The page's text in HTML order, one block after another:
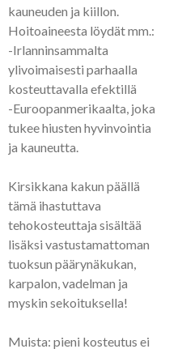
kauneuden ja kiillon.
Hoitoaineesta löydät mm.:
-Irlanninsammalta
ylivoimaisesti parhaalla
kosteuttavalla efektillä
-Euroopanmerikaalta, joka
tukee hiusten hyvinvointia
ja kauneutta.
Kirsikkana kakun päällä
tämä ihastuttava
tehokosteuttaja sisältää
lisäksi vastustamattoman
tuoksun päärynäkukan,
karpalon, vadelman ja
myskin sekoituksella!
Muista: pieni kosteutus ei